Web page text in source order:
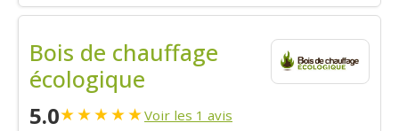
Bois de chauffage
écologique
5.0★★★★★Voir les 1 avis